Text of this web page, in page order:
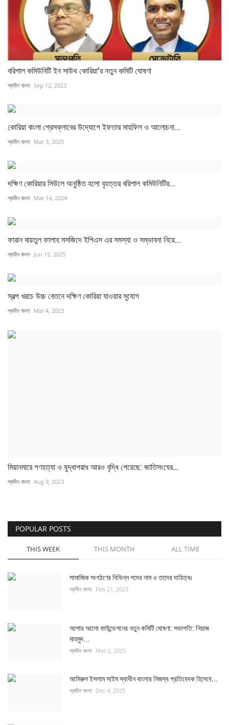
বরিশাল কমিউনিটি ইন সাউথ কোরিয়া’র নতুন কমিটি ঘোষণা
স্বাধীন বাংলা Sep 12, 2023
কোরিয়া বাংলা প্রেসক্লাবের উদ্যোগে ইফতার মাহফিল ও আলোচনা...
স্বাধীন বাংলা Mar 3, 2025
দক্ষিণ কোরিয়ার সিউলে অনুষ্ঠিত হলো বৃহত্তর বরিশাল কমিউনিটির...
স্বাধীন বাংলা Mar 14, 2024
ফারান বায়তুল ফালাহ মসজিদে ইপিএস এর সমস্যা ও সম্ভাবনা নিয়ে...
স্বাধীন বাংলা Jun 15, 2025
স্বল্প খরচে উচ্চ বেতনে দক্ষিণ কোরিয়া যাওয়ার সুযোগ
স্বাধীন বাংলা Mar 4, 2023
মিয়ানমারে গণহত্যা ও যুদ্ধাপরাধ আরও বৃদ্ধি পেয়েছে: জাতিসংঘের...
স্বাধীন বাংলা Aug 9, 2023
POPULAR POSTS
THIS WEEK THIS MONTH ALL TIME
সামাজিক সংগঠণের বিভিন্ন পদের নাম ও তাদের দায়িত্বঃ
স্বাধীন বাংলা Feb 21, 2023
আশার আলো ফাউন্ডেশনের নতুন কমিটি ঘোষণা: সভাপতি: নিয়াজ
মাহমুদ...
স্বাধীন বাংলা Mar 2, 2025
আমিরুল ইসলাম সাইম স্বাধীন বাংলার নিজস্ব প্রতিবেদক হিসেবে...
স্বাধীন বাংলা Dec 4, 2025